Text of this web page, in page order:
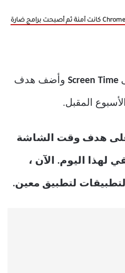
Screen Time وأضف هدف
المقبل.
على هدف وقت الشاشة
لهذا اليوم. الآن ،
لتطبيق معين.